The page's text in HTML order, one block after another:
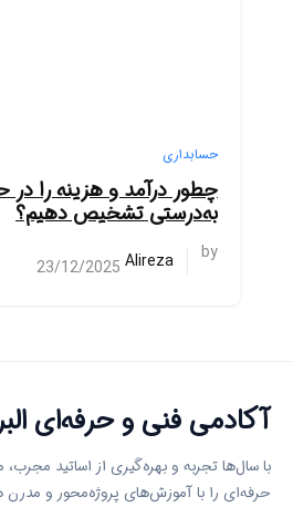
حسابداری
چطور درآمد و هزینه را در
به‌درستی تشخیص دهیم؟
by
Alireza
23/12/2025
آکادمی فنی و حرفه‌ای
با سال‌ها تجربه و بهره‌گیری از اساتید مجرب،
حرفه‌ای را با آموزش‌های پروژه‌محور و مدرن